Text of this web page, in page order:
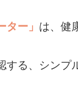
ター」 は、健
する、シンプ